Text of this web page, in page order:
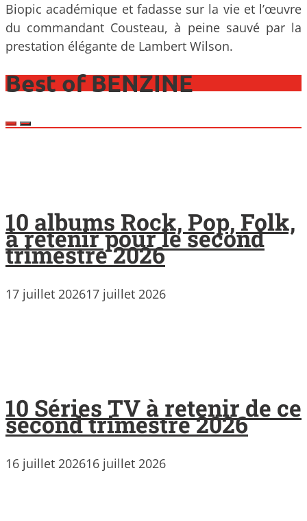
Biopic académique et fadasse sur la vie et l’œuvre
du commandant Cousteau, à peine sauvé par la
prestation élégante de Lambert Wilson.
Best of BENZINE
10 albums Rock, Pop, Folk,
à retenir pour le second
trimestre 2026
17 juillet 202617 juillet 2026
10 Séries TV à retenir de ce
second trimestre 2026
16 juillet 202616 juillet 2026